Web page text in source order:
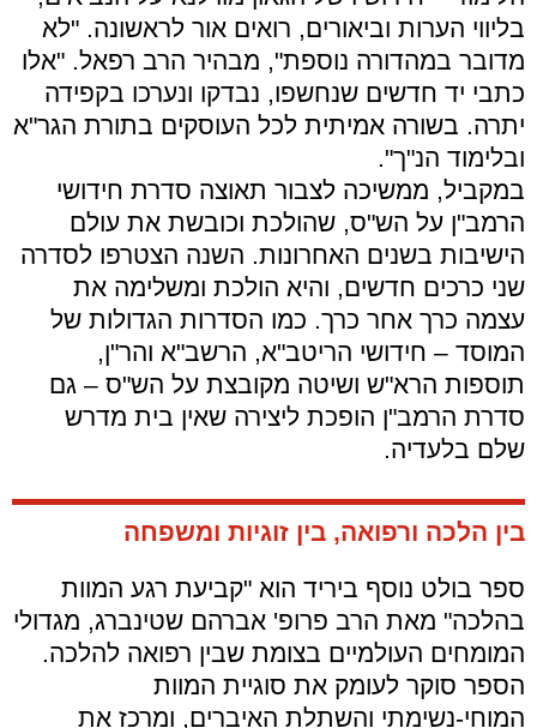
בליווי הערות וביאורים, רואים אור לראשונה. "לא
מדובר במהדורה נוספת", מבהיר הרב רפאל. "אלו
כתבי יד חדשים שנחשפו, נבדקו ונערכו בקפידה
יתרה. בשורה אמיתית לכל העוסקים בתורת הגר"א
ובלימוד הנ"ך".
במקביל, ממשיכה לצבור תאוצה סדרת חידושי
הרמב"ן על הש"ס, שהולכת וכובשת את עולם
הישיבות בשנים האחרונות. השנה הצטרפו לסדרה
שני כרכים חדשים, והיא הולכת ומשלימה את
עצמה כרך אחר כרך. כמו הסדרות הגדולות של
המוסד – חידושי הריטב"א, הרשב"א והר"ן,
תוספות הרא"ש ושיטה מקובצת על הש"ס – גם
סדרת הרמב"ן הופכת ליצירה שאין בית מדרש
שלם בלעדיה.
בין הלכה ורפואה, בין זוגיות ומשפחה
ספר בולט נוסף ביריד הוא "קביעת רגע המוות
בהלכה" מאת הרב פרופ' אברהם שטינברג, מגדולי
המומחים העולמיים בצומת שבין רפואה להלכה.
הספר סוקר לעומק את סוגיית המוות
המוחי-נשימתי והשתלת האיברים, ומרכז את